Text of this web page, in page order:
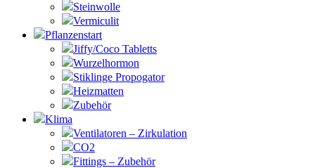
Steinwolle
Vermiculit
Pflanzenstart
Jiffy/Coco Tabletts
Wurzelhormon
Stiklinge Propogator
Heizmatten
Zubehör
Klima
Ventilatoren – Zirkulation
CO2
Fittings – Zubehör